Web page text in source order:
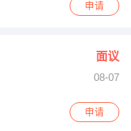
申请
面议
08-07
申请